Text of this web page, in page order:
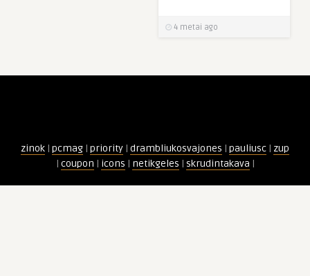
4 metai ago
zinok | pcmag | priority | drambliukosvajones | pauliusc | zup
| coupon | icons | netikgeles | skrudintakava |